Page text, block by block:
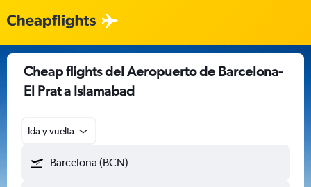
Cheap flights del Aeropuerto de Barcelona-
El Prat a Islamabad
Ida y vuelta
Barcelona (BCN)